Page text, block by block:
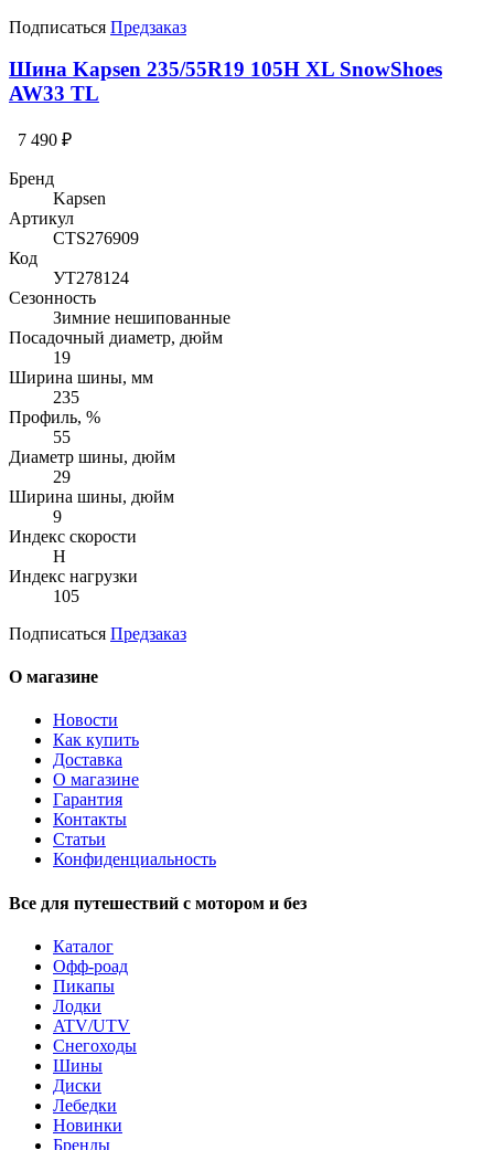
Подписаться Предзаказ
Шина Kapsen 235/55R19 105H XL SnowShoes
AW33 TL
7 490 ₽
Бренд
Kapsen
Артикул
CTS276909
Код
УТ278124
Сезонность
Зимние нешипованные
Посадочный диаметр, дюйм
19
Ширина шины, мм
235
Профиль, %
55
Диаметр шины, дюйм
29
Ширина шины, дюйм
9
Индекс скорости
H
Индекс нагрузки
105
Подписаться Предзаказ
О магазине
Новости
Как купить
Доставка
О магазине
Гарантия
Контакты
Статьи
Конфиденциальность
Все для путешествий с мотором и без
Каталог
Офф-роад
Пикапы
Лодки
ATV/UTV
Снегоходы
Шины
Диски
Лебедки
Новинки
Бренды